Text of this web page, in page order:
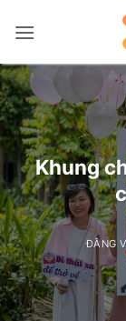
qua
dung
Khung
ĐĂNG